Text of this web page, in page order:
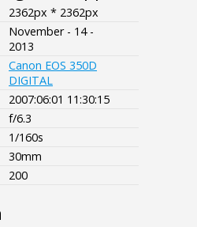
2362px * 2362px
November - 14 -
2013
Canon EOS 350D
DIGITAL
2007:06:01 11:30:15
f/6.3
1/160s
30mm
200